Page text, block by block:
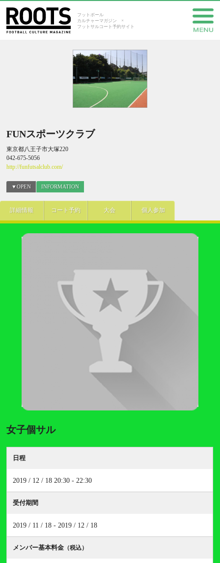
フットボール
カルチャーマガジン ×
フットサルコート予約サイト
FUNスポーツクラブ
東京都八王子市大塚220
042-675-5056
http://funfutsalclub.com/
▼OPEN INFORMATION
詳細情報 コート予約 大会 個人参加
女子個サル
日程
2019 / 12 / 18 20:30 - 22:30
受付期間
2019 / 11 / 18 - 2019 / 12 / 18
メンバー基本料金 （税込）